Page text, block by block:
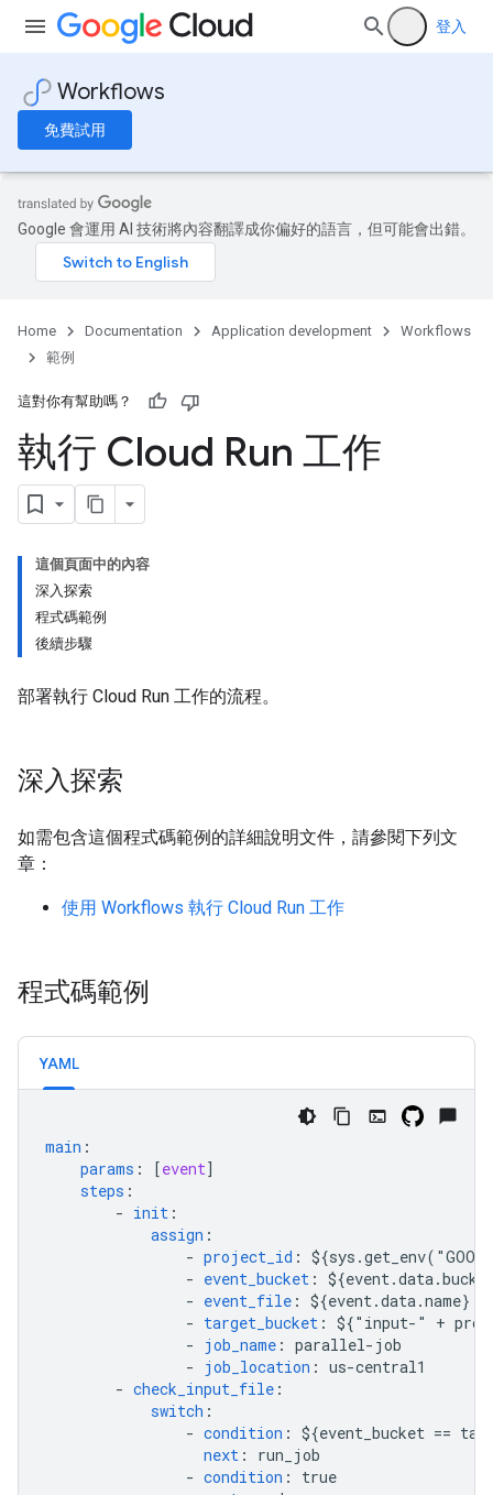
登入
Workflows
免費試用
Google 會運用 AI 技術將內容翻譯成你偏好的語言，但可能會出錯。
Home Documentation Application development
Workflows
範例
這對你有幫助嗎？
執行 Cloud Run 工作
這個頁面中的內容
深入探索
程式碼範例
後續步驟
部署執行 Cloud Run 工作的流程。
深入探索
如需包含這個程式碼範例的詳細說明文件，請參閱下列文
章：
使用 Workflows 執行 Cloud Run 工作
程式碼範例
YAML
main :
params : [event]
steps :
- init :
assign :
- project_id :
- event_bucket :
- event_file : ${event.data.name}
- target_bucket : ${"input-" +
-
job_name : parallel-job
-
job_location : us-central1
- check_input_file :
switch :
- condition : ${event_bucket ==
next :
run_job
- condition :
true